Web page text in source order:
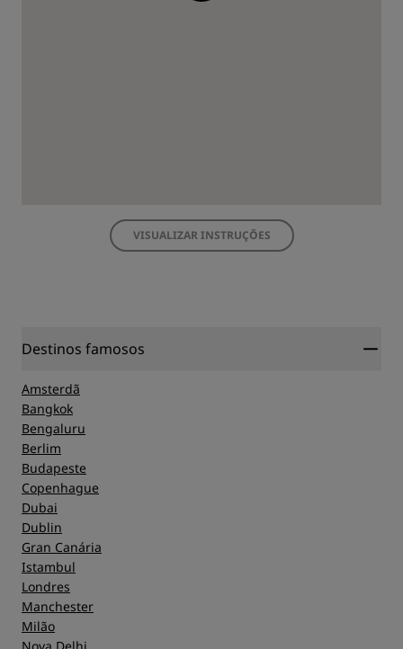
VISUALIZAR INSTRUÇÕES
Destinos famosos
Amsterdã
Bangkok
Bengaluru
Berlim
Budapeste
Copenhague
Dubai
Dublin
Gran Canária
Istambul
Londres
Manchester
Milão